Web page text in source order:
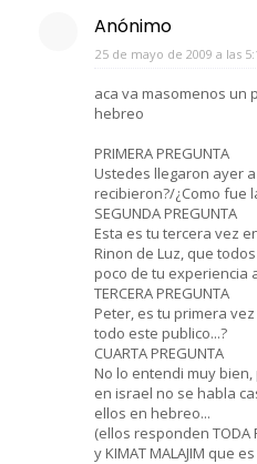
Anónimo
25 de mayo de 2009 a las
aca va masomenos un
hebreo
PRIMERA PREGUNTA
Ustedes llegaron ayer
recibieron?/¿Como fue
SEGUNDA PREGUNTA
Esta es tu tercera vez
Rinon de Luz, que
poco de tu experiencia
TERCERA PREGUNTA
Peter, es tu primera
todo este publico...?
CUARTA PREGUNTA
No lo entendi muy
en israel no se habla
ellos en hebreo...
(ellos responden TODA
y KIMAT MALAJIM que